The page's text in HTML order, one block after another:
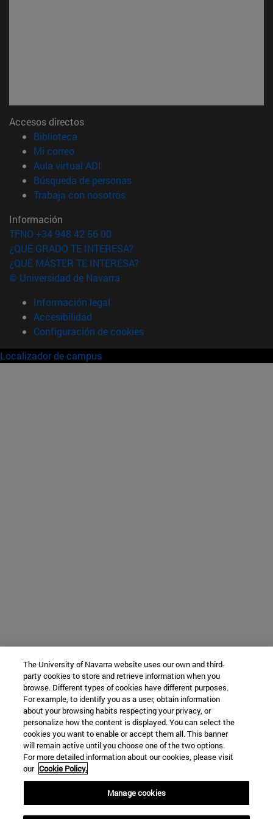
Accesos directos
Biblioteca
Mi correo(abre en nueva ventana)
Aula virtual ADI
Búsqueda de personas(abre en nueva ventana)
Trabaja con nosotros(abre en nueva ventana)
Información
TFNO +34 948 42 56 00
¿QUÉ GRADO TE INTERESA?
¿QUÉ MÁSTER TE INTERESA?
© Universidad de Navarra
Información legal
Accesibilidad
Configuración de cookies
Localizador de campus
The University of Navarra website uses our own and third-
party cookies to store and retrieve information when you
browse. Different types of cookies have different purposes.
For example, to identify you as a user, obtain information
about your browsing habits respecting your privacy, or
personalize how the content is displayed. You can select the
cookies you want to enable or accept them all. This banner
will remain active until you choose one of the two options.
For more detailed information about our cookies, please visit
our Cookie Policy.
Manage cookies